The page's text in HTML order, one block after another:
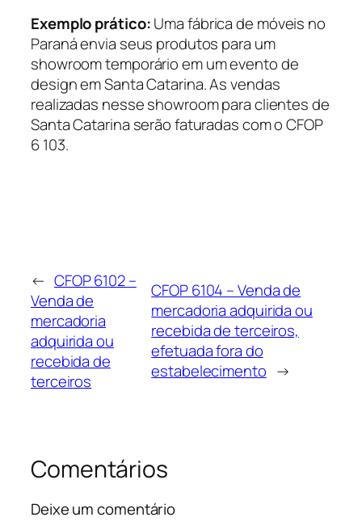
Exemplo prático:Uma fábrica de móveis no
Paraná envia seus produtos para um
showroom temporário em um evento de
design em Santa Catarina. As vendas
realizadas nesse showroom para clientes de
Santa Catarina serão faturadas com o CFOP
6 103.
← CFOP 6102 –
Venda de
mercadoria
adquirida ou
recebida de
terceiros
CFOP 6104 – Venda de
mercadoria adquirida ou
recebida de terceiros,
efetuada fora do
estabelecimento →
Comentários
Deixe um comentário